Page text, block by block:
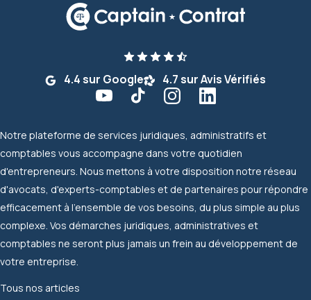
4.4 sur Google 4.7 sur Avis Vérifiés
Notre plateforme de services juridiques, administratifs et
comptables vous accompagne dans votre quotidien
d'entrepreneurs. Nous mettons à votre disposition notre réseau
d'avocats, d'experts-comptables et de partenaires pour répondre
efficacement à l'ensemble de vos besoins, du plus simple au plus
complexe. Vos démarches juridiques, administratives et
comptables ne seront plus jamais un frein au développement de
votre entreprise.
Tous nos articles